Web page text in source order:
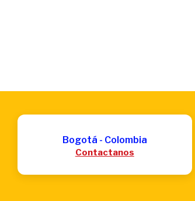
Bogotá - Colombia
Contactanos